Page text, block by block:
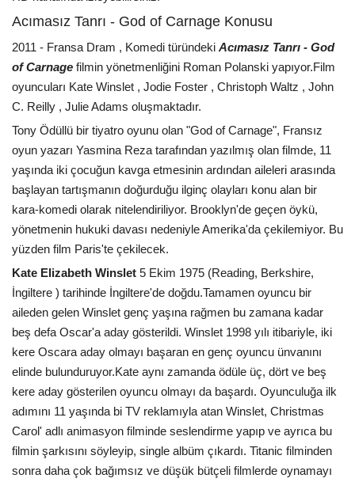
Acımasız Tanrı - God of Carnage Konusu
2011 - Fransa Dram , Komedi türündeki Acımasız Tanrı - God
of Carnage filmin yönetmenliğini Roman Polanski yapıyor.Film
oyuncuları Kate Winslet , Jodie Foster , Christoph Waltz , John
C. Reilly , Julie Adams oluşmaktadır.
Tony Ödüllü bir tiyatro oyunu olan "God of Carnage", Fransız
oyun yazarı Yasmina Reza tarafından yazılmış olan filmde, 11
yaşında iki çocuğun kavga etmesinin ardından aileleri arasında
başlayan tartışmanın doğurduğu ilginç olayları konu alan bir
kara-komedi olarak nitelendiriliyor. Brooklyn'de geçen öykü,
yönetmenin hukuki davası nedeniyle Amerika'da çekilemiyor. Bu
yüzden film Paris'te çekilecek.
Kate Elizabeth Winslet 5 Ekim 1975 (Reading, Berkshire,
İngiltere ) tarihinde İngiltere'de doğdu.Tamamen oyuncu bir
aileden gelen Winslet genç yaşına rağmen bu zamana kadar
beş defa Oscar'a aday gösterildi. Winslet 1998 yılı itibariyle, iki
kere Oscara aday olmayı başaran en genç oyuncu ünvanını
elinde bulunduruyor.Kate aynı zamanda ödüle üç, dört ve beş
kere aday gösterilen oyuncu olmayı da başardı. Oyunculuğa ilk
adımını 11 yaşında bi TV reklamıyla atan Winslet, Christmas
Carol' adlı animasyon filminde seslendirme yapıp ve ayrıca bu
filmin şarkısını söyleyip, single albüm çıkardı. Titanic filminden
sonra daha çok bağımsız ve düşük bütçeli filmlerde oynamayı